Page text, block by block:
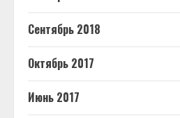
Сентябрь 2018
Октябрь 2017
Июнь 2017